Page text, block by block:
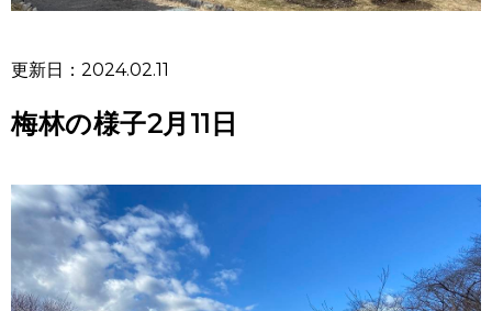
更新日：2024.02.11
梅林の様子2月11日